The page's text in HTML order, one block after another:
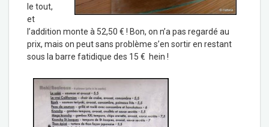
le tout,
et
l’addition monte à 52,50 € ! Bon, on n’a pas regardé au
prix, mais on peut sans problème s’en sortir en restant
sous la barre fatidique des 15 € hein !